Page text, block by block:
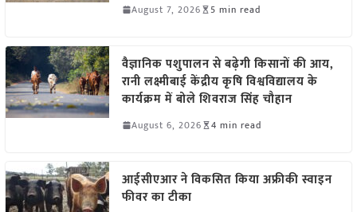
August 7, 2026 5 min read
वैज्ञानिक पशुपालन से बढ़ेगी किसानों की आय,
रानी लक्ष्मीबाई केंद्रीय कृषि विश्वविद्यालय के
कार्यक्रम में बोले शिवराज सिंह चौहान
August 6, 2026 4 min read
आईसीएआर ने विकसित किया अफ्रीकी स्वाइन
फीवर का टीका